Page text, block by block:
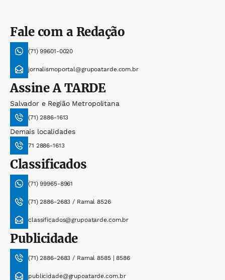
Fale com a Redação
(71) 99601-0020
jornalismoportal@grupoatarde.com.br
AssineA TARDE
Salvador e Região Metropolitana
(71) 2886-1613
Demais localidades
71 2886-1613
Classificados
(71) 99965-8961
(71) 2886-2683 / Ramal 8526
classificados@grupoatarde.com.br
Publicidade
(71) 2886-2683 / Ramal 8585 | 8586
publicidade@grupoatarde.com.br